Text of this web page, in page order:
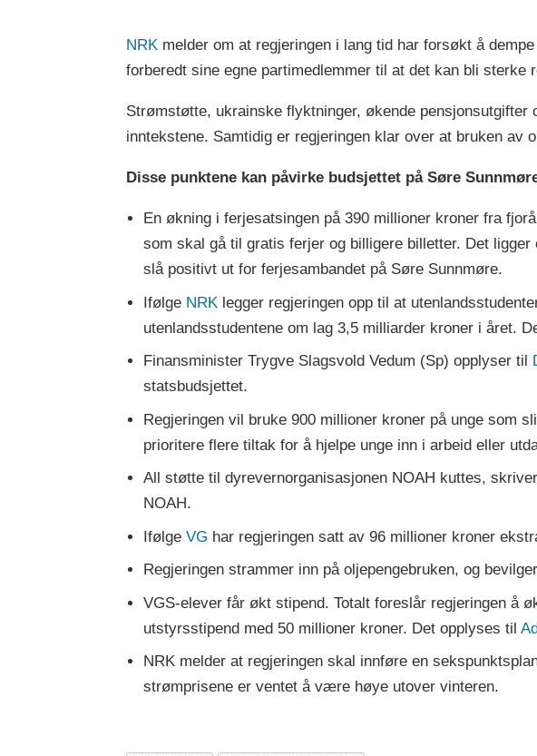
NRK melder om at regjeringen i lang tid har forsøkt å
forberedt sine egne partimedlemmer til at det kan bli sterke
Strømstøtte, ukrainske flyktninger, økende
inntekstene. Samtidig er regjeringen klar over at bruken av
Disse punktene kan påvirke budsjettet på Søre
En økning i ferjesatsingen på 390 millioner kroner fra
som skal gå til gratis ferjer og billigere billetter. Det
slå positivt ut for ferjesambandet på Søre Sunnmøre.
Ifølge NRK legger regjeringen opp til at
utenlandsstudentene om lag 3,5 milliarder kroner i året.
Finansminister Trygve Slagsvold Vedum (Sp) opplyser til
statsbudsjettet.
Regjeringen vil bruke 900 millioner kroner på unge som
prioritere flere tiltak for å hjelpe unge inn i arbeid eller
All støtte til dyrevernorganisasjonen NOAH kuttes,
NOAH.
IfølgeVG har regjeringen satt av 96 millioner kroner
Regjeringen strammer inn på oljepengebruken, og
VGS-elever får økt stipend. Totalt foreslår regjeringen å
utstyrsstipend med 50 millioner kroner. Det opplyses til
NRK melder at regjeringen skal innføre en
strømprisene er ventet å være høye utover vinteren.